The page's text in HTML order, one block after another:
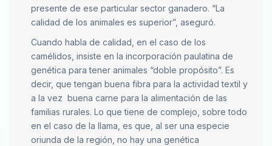
presente de ese particular sector ganadero. “La
calidad de los animales es superior”, aseguró.
Cuando habla de calidad, en el caso de los
camélidos, insiste en la incorporación paulatina de
genética para tener animales “doble propósito”. Es
decir, que tengan buena fibra para la actividad textil y
a la vez buena carne para la alimentación de las
familias rurales. Lo que tiene de complejo, sobre todo
en el caso de la llama, es que, al ser una especie
oriunda de la región, no hay una genética